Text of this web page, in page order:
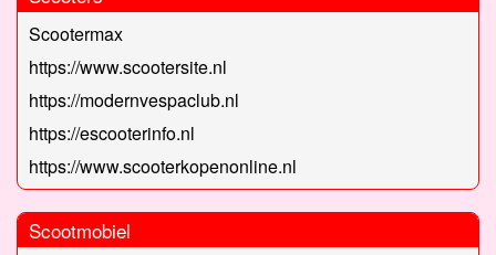
Scootermax
https://www.scootersite.nl
https://modernvespaclub.nl
https://escooterinfo.nl
https://www.scooterkopenonline.nl
Scootmobiel